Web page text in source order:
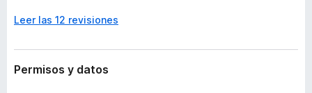
h
y
v
Leer las 12 revisiones
Permisos y datos